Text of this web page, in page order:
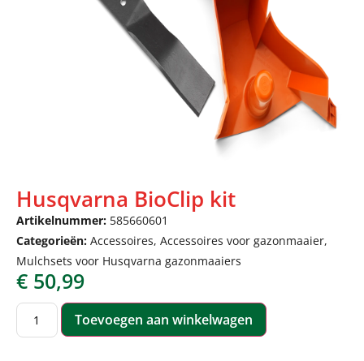
Husqvarna BioClip kit
Artikelnummer: 585660601
Categorieën: Accessoires, Accessoires voor gazonmaaier,
Mulchsets voor Husqvarna gazonmaaiers
€ 50,99
Toevoegen aan winkelwagen